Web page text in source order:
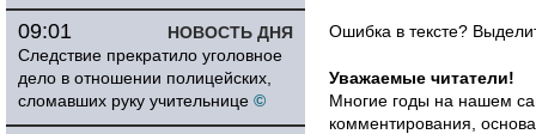
НОВОСТЬ ДНЯ
09:01
Следствие прекратило уголовное
дело в отношении полицейских,
сломавших руку учительнице ©
Ошибка в тексте?
Уважаемые читатели!
Многие годы на нашем
комментирования,